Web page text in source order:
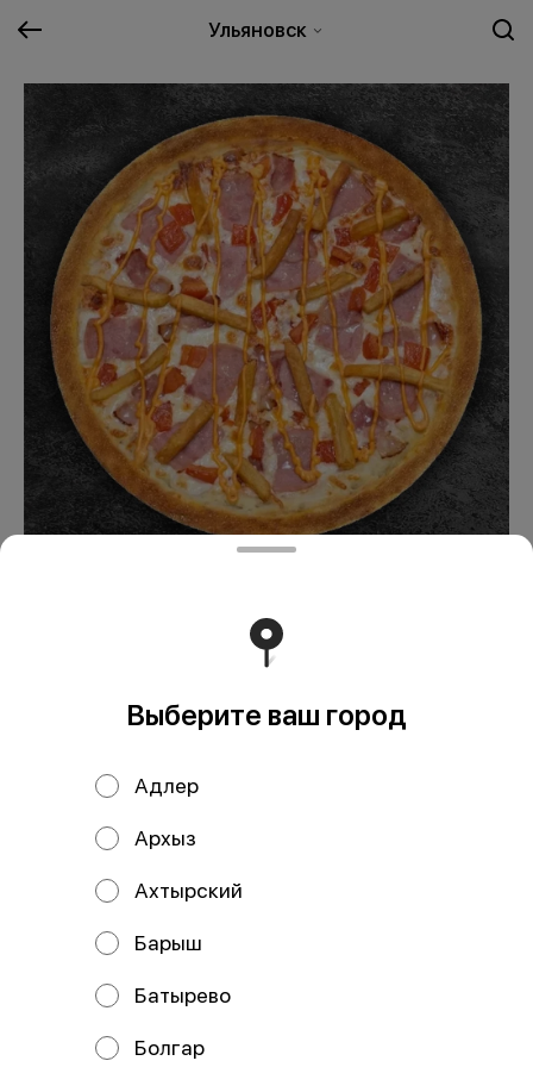
Ульяновск
Пицца Домашняя
В корзину
Состав: Тесто, соус сливочный, сыр моцарелла, ветчина,
бекон, томат, картофель фри, соус бургерный.
Выберите ваш город
Адлер
Архыз
Ахтырский
Барыш
Батырево
Болгар